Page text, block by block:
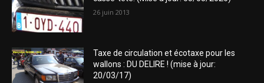
26 juin 2013
Taxe de circulation et écotaxe pour les
wallons : DU DELIRE ! (mise à jour:
20/03/17)